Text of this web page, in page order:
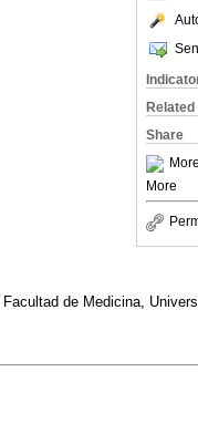
Share
More
More
de Medicina,